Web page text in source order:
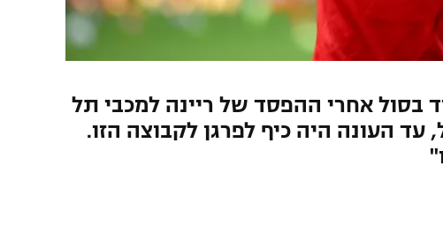
בסול אחרי ההפסד של ריינה למכבי תל
עד העונה היה כיף לפרגן לקבוצה הזו.